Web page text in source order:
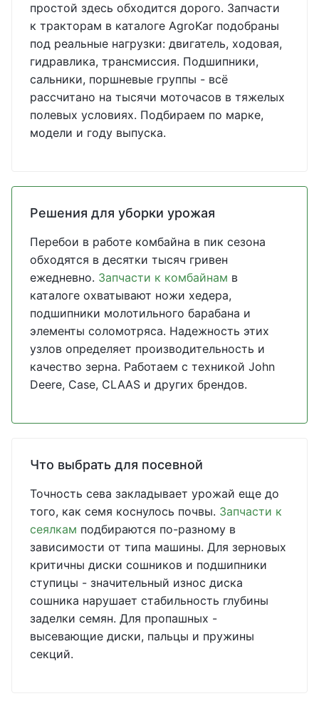
простой здесь обходится дорого. Запчасти
к тракторам в каталоге AgroKar подобраны
под реальные нагрузки: двигатель, ходовая,
гидравлика, трансмиссия. Подшипники,
сальники, поршневые группы - всё
рассчитано на тысячи моточасов в тяжелых
полевых условиях. Подбираем по марке,
модели и году выпуска.
Решения для уборки урожая
Перебои в работе комбайна в пик сезона
обходятся в десятки тысяч гривен
ежедневно. Запчасти к комбайнам в
каталоге охватывают ножи хедера,
подшипники молотильного барабана и
элементы соломотряса. Надежность этих
узлов определяет производительность и
качество зерна. Работаем с техникой John
Deere, Case, CLAAS и других брендов.
Что выбрать для посевной
Точность сева закладывает урожай еще до
того, как семя коснулось почвы. Запчасти к
сеялкам подбираются по-разному в
зависимости от типа машины. Для зерновых
критичны диски сошников и подшипники
ступицы - значительный износ диска
сошника нарушает стабильность глубины
заделки семян. Для пропашных -
высевающие диски, пальцы и пружины
секций.